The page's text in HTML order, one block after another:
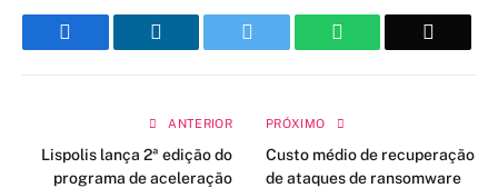
WhatsApp
ANTERIOR
Lispolis lança 2ª edição do
programa de aceleração
PRÓXIMO
Custo médio de recuperação
de ataques de ransomware